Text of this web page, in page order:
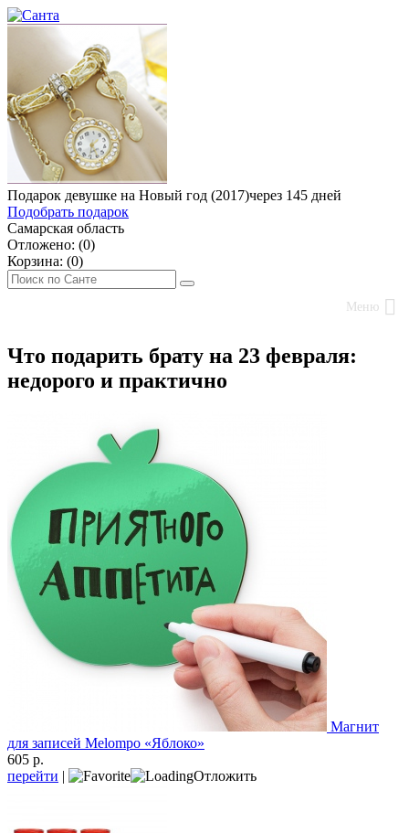
Подарок девушке на Новый год (2017)через 145 дней
Подобрать подарок
Самарская область
Отложено: (0)
Корзина: (0)
Меню
Что подарить брату на 23 февраля:
недорого и практично
Магнит
для записей Melompo «Яблоко»
605 р.
перейти | Отложить